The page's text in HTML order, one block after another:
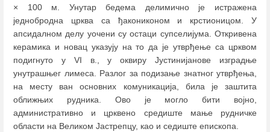
× 100 м. Унутар бедема делимично је истражена
једнобродна црква са ђакониконом и крстионицом. У
апсидалном делу уочени су остаци супселијума. Откривена
керамика и новац указују на то да је утврђење са црквом
подигнуто у VI в., у оквиру Јустинијанове изградње
унутрашњег лимеса. Разлог за подизање знатног утврђења,
на месту ван основних комуникација, била је заштита
оближњих рудника. Ово је могло бити војно,
административно и црквено средиште мање рудничке
области на Великом Јастрепцу, као и седиште епископа.